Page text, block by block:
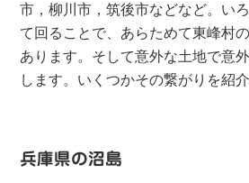
市，柳川市，筑後市などなど。い
て回ることで、あらためて東峰村
あります。そして意外な土地で意
します。いくつかその繋がりを紹介
兵庫県の沼島